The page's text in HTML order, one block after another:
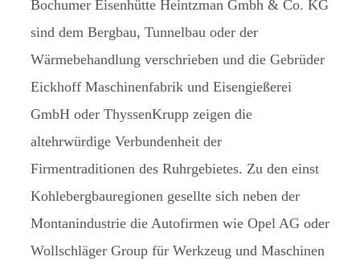
Bochumer Eisenhütte Heintzman Gmbh & Co. KG
sind dem Bergbau, Tunnelbau oder der
Wärmebehandlung verschrieben und die Gebrüder
Eickhoff Maschinenfabrik und Eisengießerei
GmbH oder ThyssenKrupp zeigen die
altehrwürdige Verbundenheit der
Firmentraditionen des Ruhrgebietes. Zu den einst
Kohlebergbauregionen gesellte sich neben der
Montanindustrie die Autofirmen wie Opel AG oder
Wollschläger Group für Werkzeug und Maschinen